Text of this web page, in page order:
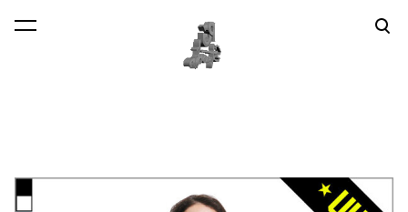
lisati ostukorvi. Vaata ostukorvi